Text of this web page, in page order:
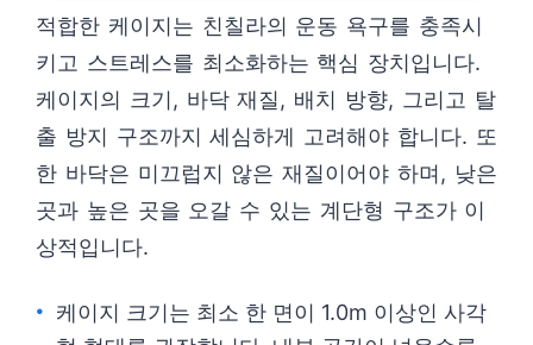
적합한 케이지는 친칠라의 운동 욕구를 충족시
키고 스트레스를 최소화하는 핵심 장치입니다.
케이지의 크기, 바닥 재질, 배치 방향, 그리고 탈
출 방지 구조까지 세심하게 고려해야 합니다. 또
한 바닥은 미끄럽지 않은 재질이어야 하며, 낮은
곳과 높은 곳을 오갈 수 있는 계단형 구조가 이
상적입니다.
케이지 크기는 최소 한 면이 1.0m 이상인 사각